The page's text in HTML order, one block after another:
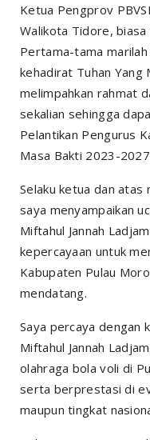
Ketua Pengprov
Walikota Tidore, biasa
Pertama-tama
kehadirat Tuhan Yang
melimpahkan rahmat
sekalian sehingga
Pelantikan Pengurus
Masa Bakti 2023-
Selaku ketua dan atas
saya menyampaikan
Miftahul Jannah
kepercayaan untuk
Kabupaten Pulau
mendatang.
Saya percaya dengan
Miftahul Jannah
olahraga bola voli di
serta berprestasi di
maupun tingkat